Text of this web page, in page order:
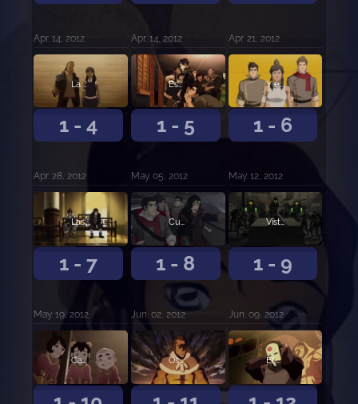
Apr. 14, 2012 Apr. 14, 2012 Apr. 21, 2012
1 - 4
La Voz en la Noche
Apr. 28, 2012
1 - 5
Espíritu de Competencia
May. 05, 2012
1 - 6
Y el Ganador es...
May. 12, 2012
1 - 7
Las Secuelas
May. 19, 2012
1 - 8
Cuando los Extremos se Encuentran
Jun. 02, 2012
1 - 9
Vistazo al Pasado
Jun. 09, 2012
Cambio de Planes Oscuros Secretos del Pasado El Fin del Juego